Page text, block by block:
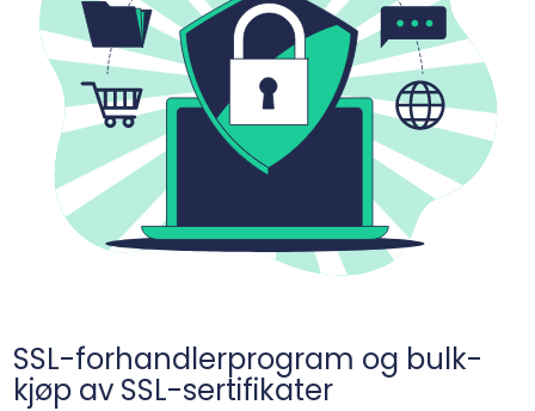
SSL-forhandlerprogram og bulk-
kjøp av SSL-sertifikater